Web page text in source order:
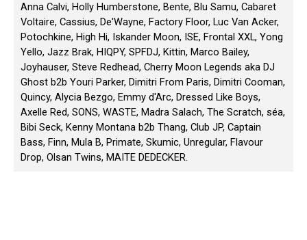
Anna Calvi, Holly Humberstone, Bente, Blu Samu, Cabaret
Voltaire, Cassius, De'Wayne, Factory Floor, Luc Van Acker,
Potochkine, High Hi, Iskander Moon, ISE, Frontal XXL, Yong
Yello, Jazz Brak, HIQPY, SPFDJ, Kittin, Marco Bailey,
Joyhauser, Steve Redhead, Cherry Moon Legends aka DJ
Ghost b2b Youri Parker, Dimitri From Paris, Dimitri Cooman,
Quincy, Alycia Bezgo, Emmy d'Arc, Dressed Like Boys,
Axelle Red, SONS, WASTE, Madra Salach, The Scratch, séa,
Bibi Seck, Kenny Montana b2b Thang, Club JP, Captain
Bass, Finn, Mula B, Primate, Skumic, Unregular, Flavour
Drop, Olsan Twins, MAITE DEDECKER.